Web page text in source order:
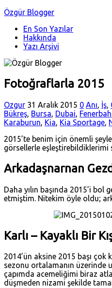
Özgür Blogger
En Son Yazılar
Hakkında
Yazı Arşivi
Fotoğraflarla 2015
Ozgur 31 Aralık 2015 0 Anı, İş,
Bükreş, Bursa, Dubai,
Karaburun, Kia, Kia Sportage,
2015’te benim için önemli
görsellerle eşleştirebildiklerimi
Arkadaşnarnan
Daha yılın başında 2015’i bol
etmiştim. Nitekim öyle oldu;
Karlı – Kayaklı Bir
2014’ün aksine 2015 başı çok
sezonu ortalamanın üzerinde
çapımda acemeliğimi biraz
düşmeden nizami şekilde